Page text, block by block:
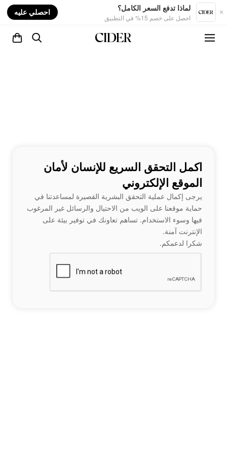
لماذا تدفع السعر الكامل؟
احصل على خصم 15% في التطبيق
احصلي عليه
اكمل التحقق السريع للإنسان لأمان
الموقع الإلكتروني
يرجى إكمال عملية التحقق البشرية القصيرة لمساعدتنا في
حماية موقعنا على الويب من الاحتيال والرسائل غير المرغوب
فيها وسوء الاستخدام. تساهم تعاونك في توفير بيئة على
الإنترنت آمنة.
شكرا لدعمكم.